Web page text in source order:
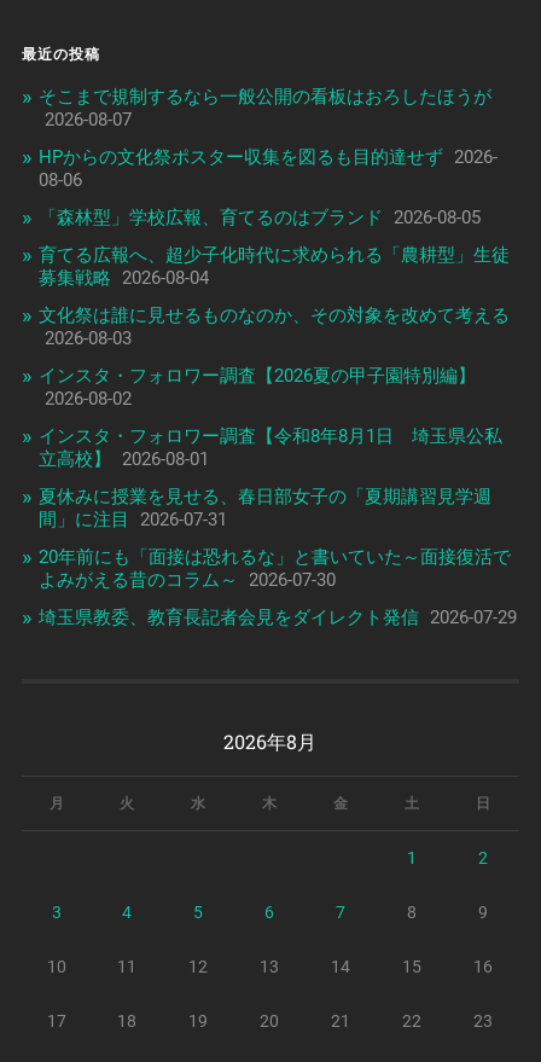
最近の投稿
そこまで規制するなら一般公開の看板はおろしたほうが
2026-08-07
HPからの文化祭ポスター収集を図るも目的達せず 2026-
08-06
「森林型」学校広報、育てるのはブランド
2026-08-05
育てる広報へ、超少子化時代に求められる「農耕型」生徒
募集戦略
2026-08-04
文化祭は誰に見せるものなのか、その対象を改めて考える
2026-08-03
インスタ・フォロワー調査【2026夏の甲子園特別編】
2026-08-02
インスタ・フォロワー調査【令和8年8月1日 埼玉県公私
立高校】
2026-08-01
夏休みに授業を見せる、春日部女子の「夏期講習見学週
間」に注目
2026-07-31
20年前にも「面接は恐れるな」と書いていた～面接復活で
よみがえる昔のコラム～
2026-07-30
埼玉県教委、教育長記者会見をダイレクト発信 2026-07-29
2026年8月
月 火 水 木 金 土 日
1 2
3 4 5 6 7 8 9
10 11 12 13 14 15 16
17 18 19 20 21 22 23